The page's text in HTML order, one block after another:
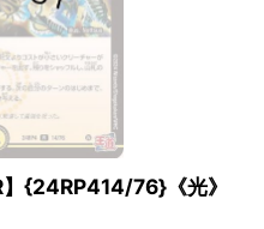
】{24RP414/76}《光》